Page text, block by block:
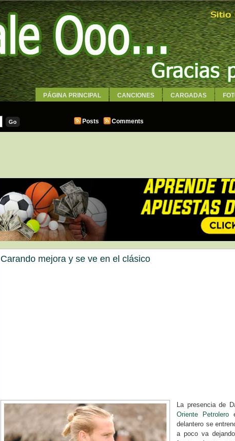
PÁGINA PRINCIPAL CANCIONES CARGADAS
Posts
Comments
Carando mejora y se ve en el clásico
La presencia de
Oriente Petrolero
delantero se
a poco va